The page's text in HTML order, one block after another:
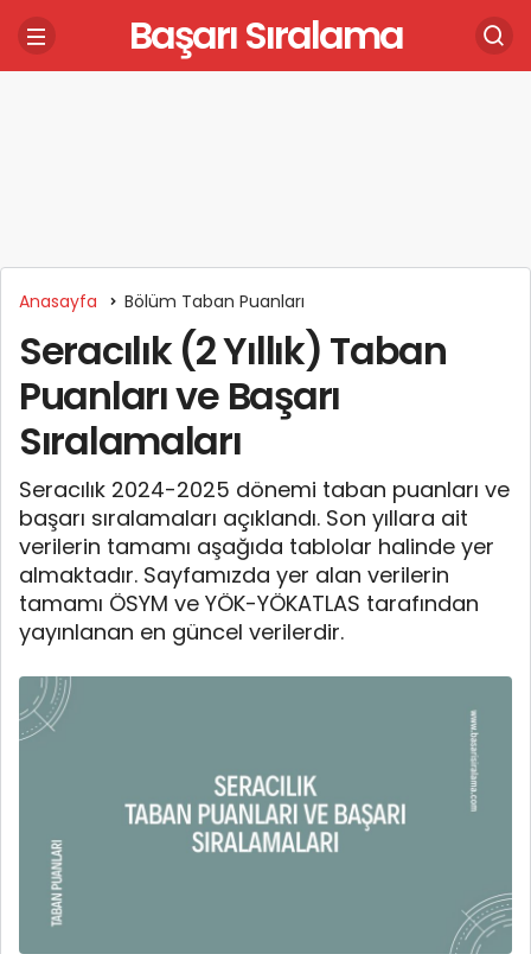
Başarı Sıralama
Anasayfa Bölüm Taban Puanları
Seracılık (2 Yıllık) Taban
Puanları ve Başarı
Sıralamaları
Seracılık 2024-2025 dönemi taban puanları ve
başarı sıralamaları açıklandı. Son yıllara ait
verilerin tamamı aşağıda tablolar halinde yer
almaktadır. Sayfamızda yer alan verilerin
tamamı ÖSYM ve YÖK-YÖKATLAS tarafından
yayınlanan en güncel verilerdir.